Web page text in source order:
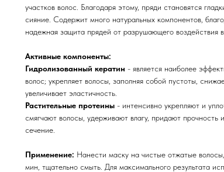
участков волос. Благодаря этому, пряди становятся
сияние. Содержит много натуральных компонентов,
надежная защита прядей от разрушающего воздействия
Активные компоненты:
Гидролизованный кератин - является наиболее
волос; укрепляет волосы, заполняя собой пустоты,
увеличивает эластичность.
Растительные протеины - интенсивно укрепляют и
смягчают волосы, удерживают влагу, придают прочность
сечение.
Применение: Нанести маску на чистые отжатые
мин, тщательно смыть. Для максимального результата